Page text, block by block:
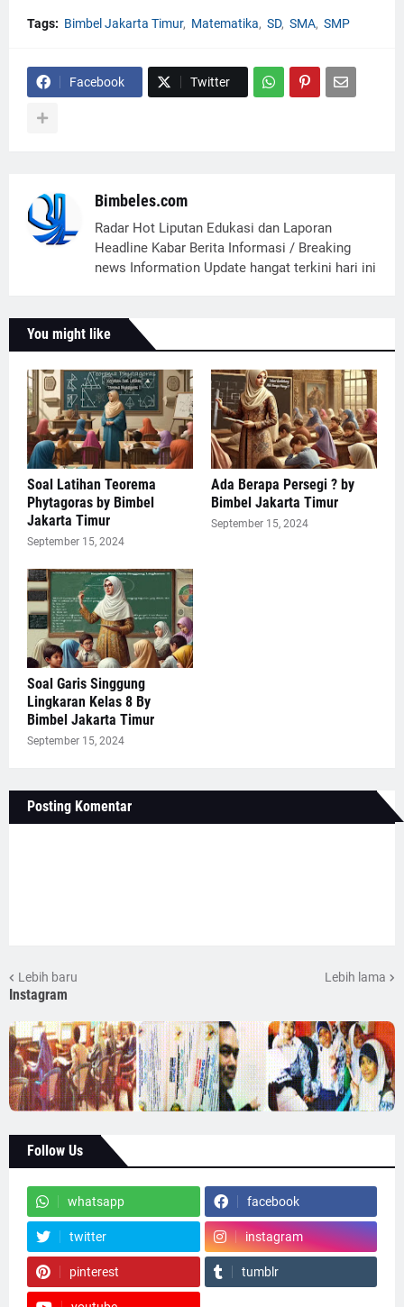
Tags: Bimbel Jakarta Timur Matematika SD SMA SMP
Facebook Twitter
Bimbeles.com
Radar Hot Liputan Edukasi dan Laporan
Headline Kabar Berita Informasi / Breaking
news Information Update hangat terkini hari ini
You might like
Soal Latihan Teorema
Phytagoras by Bimbel
Jakarta Timur
September 15, 2024
Ada Berapa Persegi ? by
Bimbel Jakarta Timur
September 15, 2024
Soal Garis Singgung
Lingkaran Kelas 8 By
Bimbel Jakarta Timur
September 15, 2024
Posting Komentar
Lebih baru Lebih lama
Instagram
Follow Us
whatsapp facebook
twitter instagram
pinterest tumblr